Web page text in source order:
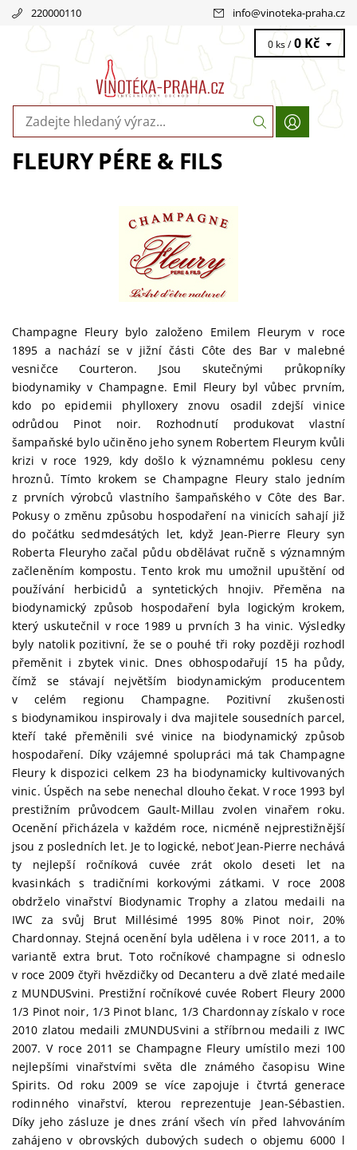
220000110 info@vinoteka-praha.cz
0 ks / 0 Kč
FLEURY PÉRE & FILS
Champagne Fleury bylo založeno Emilem Fleurym v roce
1895 a nachází se v jižní části Côte des Bar v malebné
vesničce Courteron. Jsou skutečnými průkopníky
biodynamiky v Champagne. Emil Fleury byl vůbec prvním,
kdo po epidemii phylloxery znovu osadil zdejší vinice
odrůdou Pinot noir. Rozhodnutí produkovat vlastní
šampaňské bylo učiněno jeho synem Robertem Fleurym kvůli
krizi v roce 1929, kdy došlo k významnému poklesu ceny
hroznů. Tímto krokem se Champagne Fleury stalo jedním
z prvních výrobců vlastního šampaňského v Côte des Bar.
Pokusy o změnu způsobu hospodaření na vinicích sahají již
do počátku sedmdesátých let, když Jean-Pierre Fleury syn
Roberta Fleuryho začal půdu obdělávat ručně s významným
začleněním kompostu. Tento krok mu umožnil upuštění od
používání herbicidů a syntetických hnojiv. Přeměna na
biodynamický způsob hospodaření byla logickým krokem,
který uskutečnil v roce 1989 u prvních 3 ha vinic. Výsledky
byly natolik pozitivní, že se o pouhé tři roky později rozhodl
přeměnit i zbytek vinic. Dnes obhospodařují 15 ha půdy,
čímž se stávají největším biodynamickým producentem
v celém regionu Champagne. Pozitivní zkušenosti
s biodynamikou inspirovaly i dva majitele sousedních parcel,
kteří také přeměnili své vinice na biodynamický způsob
hospodaření. Díky vzájemné spolupráci má tak Champagne
Fleury k dispozici celkem 23 ha biodynamicky kultivovaných
vinic. Úspěch na sebe nenechal dlouho čekat. V roce 1993 byl
prestižním průvodcem Gault-Millau zvolen vinařem roku.
Ocenění přicházela v každém roce, nicméně nejprestižnější
jsou z posledních let. Je to logické, neboť Jean-Pierre nechává
ty nejlepší ročníková cuvée zrát okolo deseti let na
kvasinkách s tradičními korkovými zátkami. V roce 2008
obdrželo vinařství Biodynamic Trophy a zlatou medaili na
IWC za svůj Brut Millésimé 1995 80% Pinot noir, 20%
Chardonnay. Stejná ocenění byla udělena i v roce 2011, a to
variantě extra brut. Toto ročníkové champagne si odneslo
v roce 2009 čtyři hvězdičky od Decanteru a dvě zlaté medaile
z MUNDUSvini. Prestižní ročníkové cuvée Robert Fleury 2000
1/3 Pinot noir, 1/3 Pinot blanc, 1/3 Chardonnay získalo v roce
2010 zlatou medaili zMUNDUSvini a stříbrnou medaili z IWC
2007. V roce 2011 se Champagne Fleury umístilo mezi 100
nejlepšími vinařstvími světa dle známého časopisu Wine
Spirits. Od roku 2009 se více zapojuje i čtvrtá generace
rodinného vinařství, kterou reprezentuje Jean-Sébastien.
Díky jeho zásluze je dnes zrání všech vín před lahvováním
zahájeno v obrovských dubových sudech o objemu 6000 l